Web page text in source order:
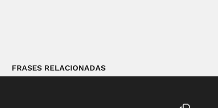
FRASES RELACIONADAS